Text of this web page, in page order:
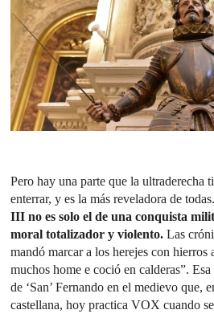
Pero hay una parte que la ultraderecha
enterrar, y es la más reveladora de
III no es solo el de una conquista
moral totalizador y violento. Las
mandó marcar a los herejes con
muchos home e coció en calderas”.
de ‘San’ Fernando en el medievo que,
castellana, hoy practica VOX cuando